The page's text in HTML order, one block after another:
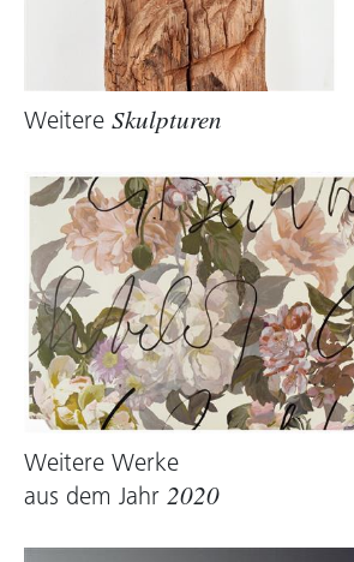
Sternenlederjacke und unter
Paillettenumhang versteckten
eher zu David Bowies Outfit für
Dogs-Tour, als zu den
Kris Lemsalu Malone ist eine
Sammlerin von Textilien.
Dreiergruppe, denkt man an
Welt, vom Victoria & Albert
Monde Arabe, an die Tiefen der
Flohmärkte, an Mailänder
New Yorker Thriftshops, an die
Balkan, die Treppenanlagen vor
Tempeln, und die Ahnenmärkte
sagenumwoben, die
Weitere Skulpturen
Weitere Werke
aus dem Jahr 2020